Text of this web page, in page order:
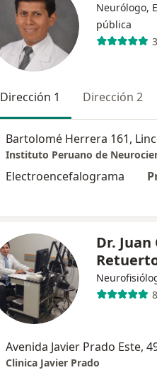
Neurólogo,
pública
Dirección 1 Dirección 2
Bartolomé Herrera 161,
Instituto Peruano de
Electroencefalograma
Dr. Juan
Clinica Javier Prado